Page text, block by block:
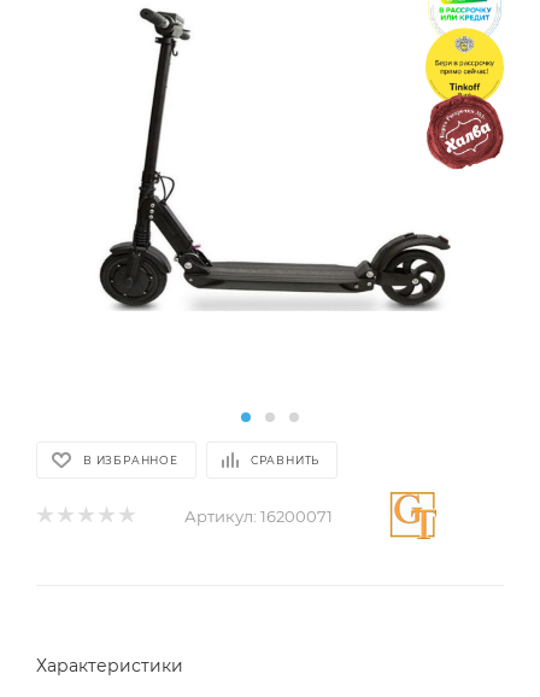
В ИЗБРАННОЕ СРАВНИТЬ
Артикул: 16200071
Характеристики